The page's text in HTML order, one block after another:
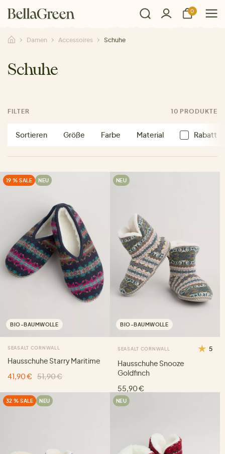
0
Damen Accessoires Schuhe
Schuhe
FILTER 10 PRODUKTE
Sortieren Größe Farbe Material Rabatt
19 % SALE NEU
BIO-BAUMWOLLE
SEASALT CORNWALL
Hausschuhe Starry Maritime
41,90 €
51,90 €
NEU
BIO-BAUMWOLLE
SEASALT CORNWALL 5
Hausschuhe Snooze
Goldfinch
55,90 €
32 % SALE NEU NEU